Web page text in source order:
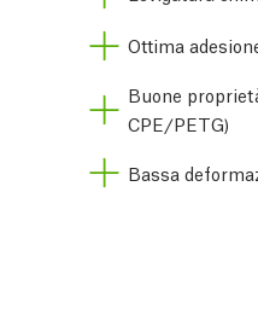
Ottima
Buone
CPE/PETG)
Bassa